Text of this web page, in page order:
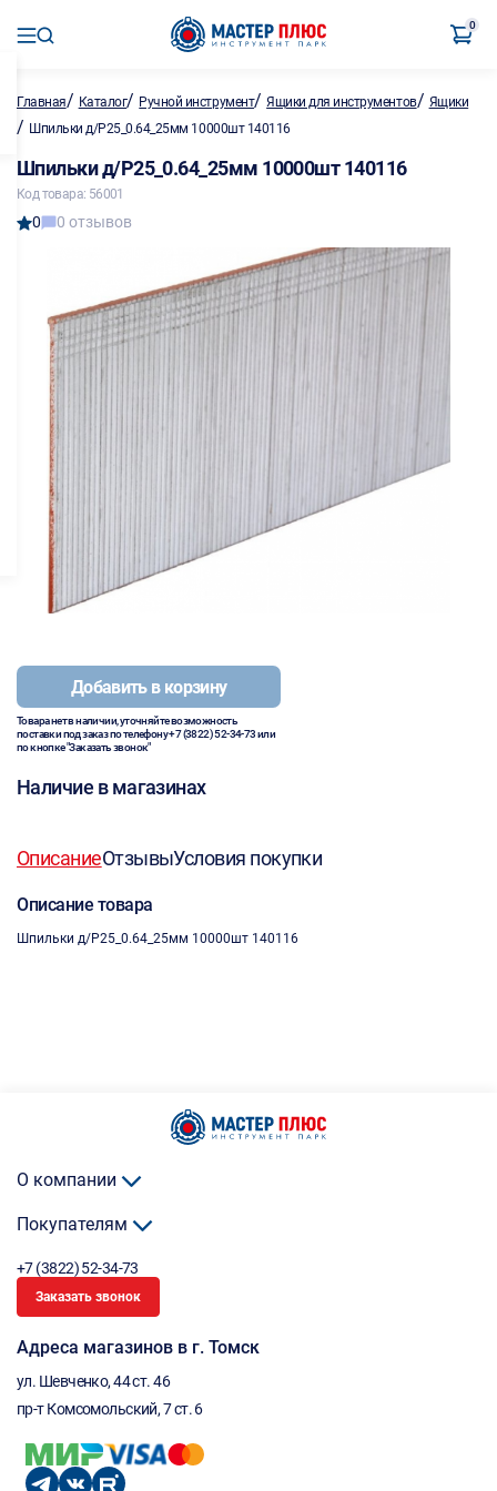
0
Главная/ Каталог/ Ручной инструмент/Ящики для инструментов/ Ящики
/ Шпильки д/P25_0.64_25мм 10000шт 140116
Шпильки д/P25_0.64_25мм 10000шт 140116
Код товара: 56001
0 0 отзывов
Добавить в корзину
Товара нет в наличии, уточняйте возможность
поставки под заказ по телефону+7 (3822) 52-34-73или
по кнопке "Заказать звонок"
Наличие в магазинах
ОписаниеОтзывыУсловия покупки
Описание товара
Шпильки д/P25_0.64_25мм 10000шт 140116
О компании
Покупателям
+7 (3822) 52-34-73
Заказать звонок
Адреса магазинов в г. Томск
ул. Шевченко, 44 ст. 46
пр-т Комсомольский, 7 ст. 6